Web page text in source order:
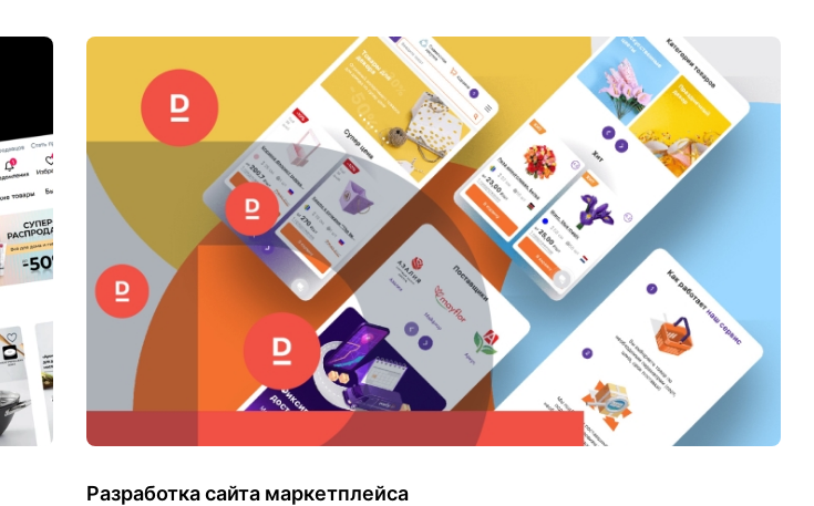
Разработка сайта маркетплейса